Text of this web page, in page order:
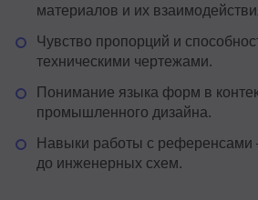
материалов и их
Чувство пропорций и
техническими чертежами.
Понимание языка форм в
промышленного дизайна.
Навыки работы с
до инженерных схем.